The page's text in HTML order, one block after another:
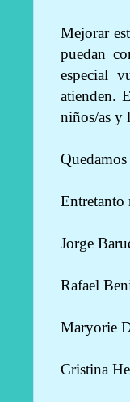
Mejorar
puedan
especial
atienden.
niños/as y
Entretanto
Jorge
Rafael
Maryorie
Cristina